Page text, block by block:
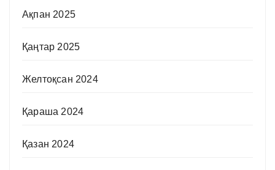
Ақпан 2025
Қаңтар 2025
Желтоқсан 2024
Қараша 2024
Қазан 2024